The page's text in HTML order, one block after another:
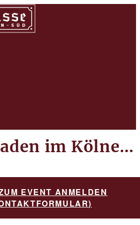
Ihr Weinladen im Kölner Süden
EVENT ANMELDEN